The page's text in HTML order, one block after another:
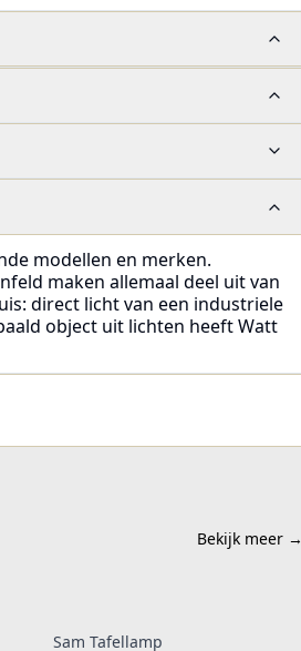
modellen en merken.
maken allemaal deel uit van
direct licht van een industriele
object uit lichten heeft Watt
Bekijk meer →
Sam Tafellamp